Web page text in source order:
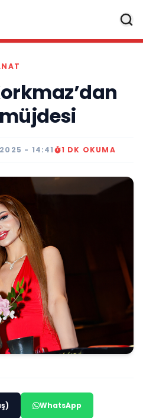
- 14:41 1 DK OKUMA
WhatsApp